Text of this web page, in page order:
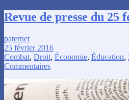
Revue de presse du 25
paternet
25 février 2016
Combat, Droit, Économie, Éducation,
Commentaires